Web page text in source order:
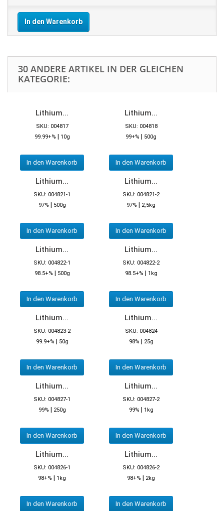
In den Warenkorb
30 ANDERE ARTIKEL IN DER GLEICHEN
KATEGORIE:
Lithium...
SKU: 004817
99.99+% | 10g
In den Warenkorb
Lithium...
SKU: 004818
99+% | 500g
In den Warenkorb
Lithium...
SKU: 004821-1
97% | 500g
In den Warenkorb
Lithium...
SKU: 004821-2
97% | 2,5kg
In den Warenkorb
Lithium...
SKU: 004822-1
98.5+% | 500g
In den Warenkorb
Lithium...
SKU: 004822-2
98.5+% | 1kg
In den Warenkorb
Lithium...
SKU: 004823-2
99.9+% | 50g
In den Warenkorb
Lithium...
SKU: 004824
98% | 25g
In den Warenkorb
Lithium...
SKU: 004827-1
99% | 250g
In den Warenkorb
Lithium...
SKU: 004827-2
99% | 1kg
In den Warenkorb
Lithium...
SKU: 004826-1
98+% | 1kg
In den Warenkorb
Lithium...
SKU: 004826-2
98+% | 2kg
In den Warenkorb